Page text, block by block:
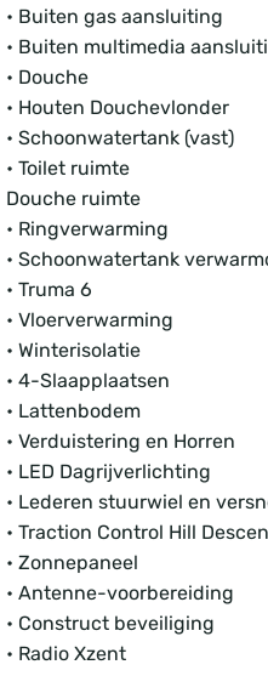
• Buiten gas aansluiting
• Buiten multimedia
• Douche
• Houten Douchevlonder
• Schoonwatertank (vast)
• Toilet ruimte
Douche ruimte
• Ringverwarming
• Schoonwatertank
• Truma 6
• Vloerverwarming
• Winterisolatie
• 4-Slaapplaatsen
• Lattenbodem
• Verduistering en Horren
• LED Dagrijverlichting
• Lederen stuurwiel en
• Traction Control Hill
• Zonnepaneel
• Antenne-voorbereiding
• Construct beveiliging
• Radio Xzent